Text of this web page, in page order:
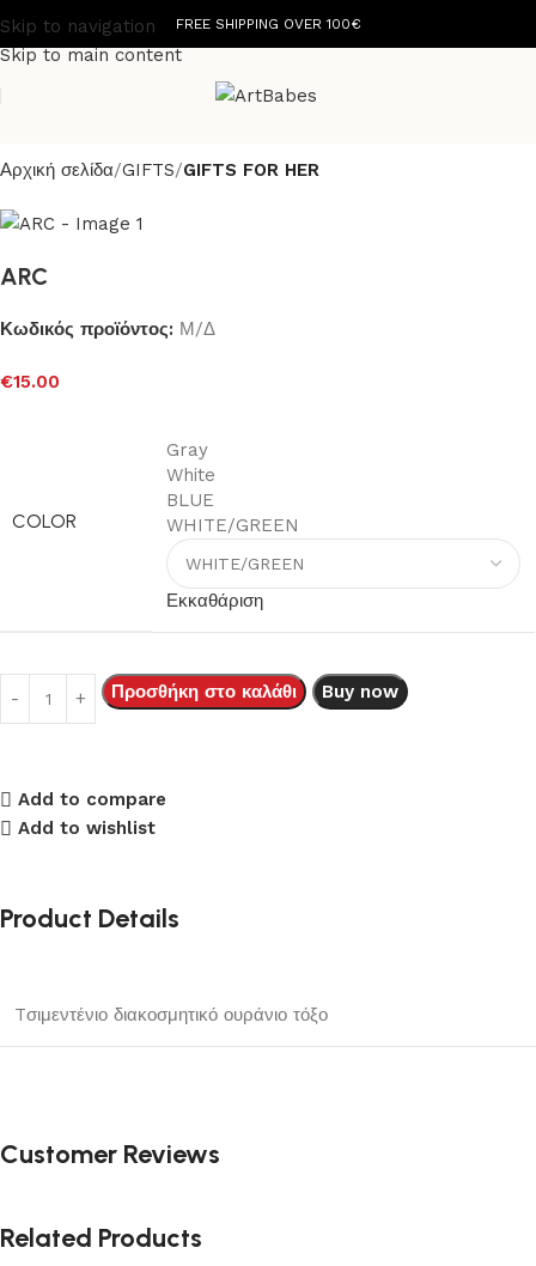
Skip to navigation
Skip to main content
FREE SHIPPING OVER 100€
Αρχική σελίδα GIFTS GIFTS FOR HER
ARC
Κωδικός προϊόντος: Μ/Δ
€15.00
COLOR
Gray
White
BLUE
WHITE/GREEN
Εκκαθάριση
Προσθήκη στο καλάθι Buy now
Add to compare
Add to wishlist
Product Details
Tσιμεντένιο διακοσμητικό ουράνιο τόξο
Customer Reviews
Related Products